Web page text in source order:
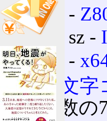
4D ‐
4D sz ‐
4D ‐
4D ‐ 文字
10進数の